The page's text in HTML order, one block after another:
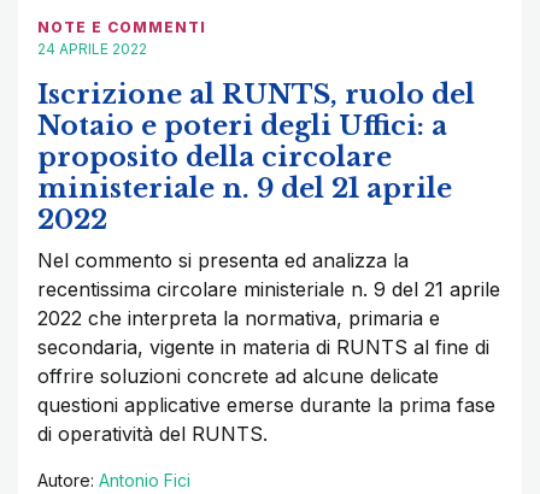
NOTE E COMMENTI
24 APRILE 2022
Iscrizione al RUNTS, ruolo del
Notaio e poteri degli Uffici: a
proposito della circolare
ministeriale n. 9 del 21 aprile
2022
Nel commento si presenta ed analizza la
recentissima circolare ministeriale n. 9 del 21 aprile
2022 che interpreta la normativa, primaria e
secondaria, vigente in materia di RUNTS al fine di
offrire soluzioni concrete ad alcune delicate
questioni applicative emerse durante la prima fase
di operatività del RUNTS.
Autore: Antonio Fici